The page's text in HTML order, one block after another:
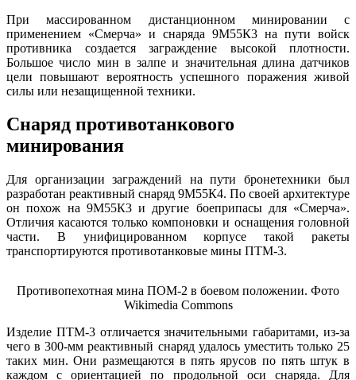
При массированном дистанционном минировании с
применением «Смерча» и снаряда 9М55К3 на пути войск
противника создается заграждение высокой плотности.
Большое число мин в залпе и значительная длина датчиков
цели повышают вероятность успешного поражения живой
силы или незащищенной техники.
Снаряд противотанкового
минирования
Для организации заграждений на пути бронетехники был
разработан реактивный снаряд 9М55К4. По своей архитектуре
он похож на 9М55К3 и другие боеприпасы для «Смерча».
Отличия касаются только компоновки и оснащения головной
части. В унифицированном корпусе такой ракеты
транспортируются противотанковые мины ПТМ-3.
Противопехотная мина ПОМ-2 в боевом положении. Фото
Wikimedia Commons
Изделие ПТМ-3 отличается значительными габаритами, из-за
чего в 300-мм реактивный снаряд удалось уместить только 25
таких мин. Они размещаются в пять ярусов по пять штук в
каждом с ориентацией по продольной оси снаряда. Для